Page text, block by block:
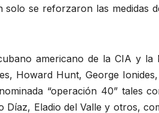
se reforzaron las medidas
americano de la CIA y la
Howard Hunt, George
“operación 40” tales
Eladio del Valle y otros,